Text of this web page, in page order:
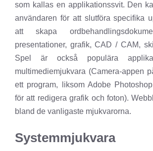
som kallas en applikationssvit. Den
användaren för att slutföra specifika
att skapa
presentationer, grafik, CAD / CAM,
Spel är också populära
multimediemjukvara (Camera-appen
ett program, liksom Adobe
för att redigera grafik och foton).
bland de vanligaste mjukvarorna.
Systemmjukvara